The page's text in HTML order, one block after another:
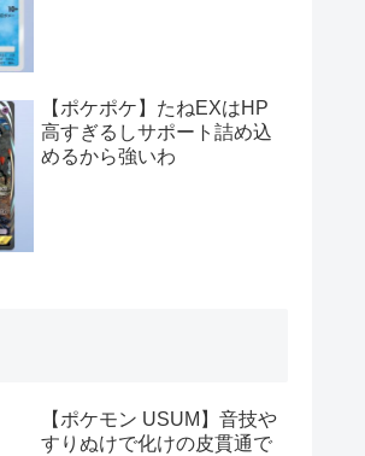
【ポケポケ】たねEXはHP
高すぎるしサポート詰め込
めるから強いわ
【ポケモン USUM】音技や
すりぬけで化けの皮貫通で